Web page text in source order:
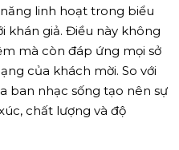
linh hoạt trong biểu
khán giả. Điều này không
mà còn đáp ứng mọi sở
của khách mời. So với
ban nhạc sống tạo nên sự
chất lượng và độ